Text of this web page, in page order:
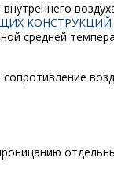
КОНСТРУКЦИЙ
средней